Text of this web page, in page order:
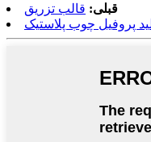
قبلی: قالب تزریق